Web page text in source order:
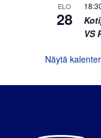
ELO
28
VS
Näytä